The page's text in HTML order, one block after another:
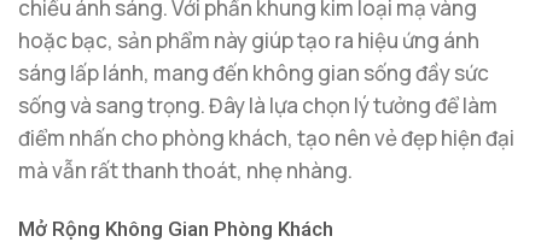
chiếu ánh sáng. Với phần khung kim loại mạ vàng
hoặc bạc, sản phẩm này giúp tạo ra hiệu ứng ánh
sáng lấp lánh, mang đến không gian sống đầy sức
sống và sang trọng. Đây là lựa chọn lý tưởng để làm
điểm nhấn cho phòng khách, tạo nên vẻ đẹp hiện đại
mà vẫn rất thanh thoát, nhẹ nhàng.
Mở Rộng Không Gian Phòng Khách